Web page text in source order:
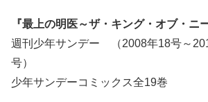
『最上の明医～ザ・キング・オブ・ニ
週刊少年サンデー （2008年18号～
号）
少年サンデーコミックス全19巻